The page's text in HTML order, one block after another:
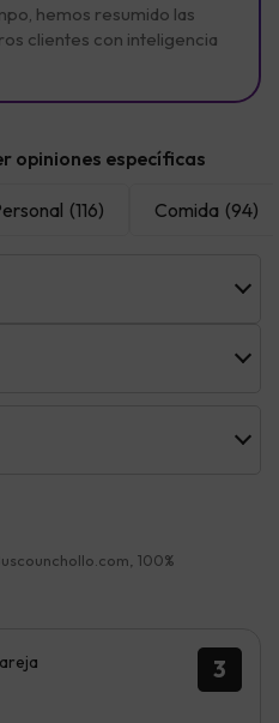
hemos resumido las
clientes con inteligencia
opiniones específicas
(116) Comida (94)
100%
3